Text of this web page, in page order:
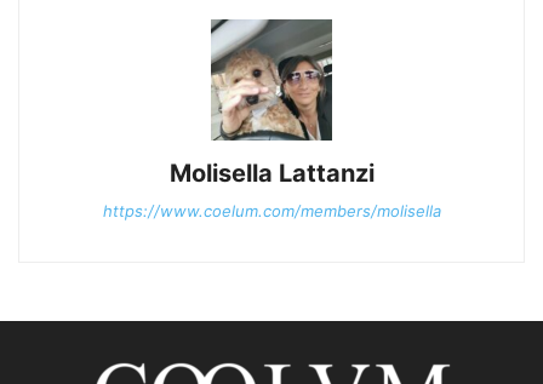
Molisella Lattanzi
https://www.coelum.com/members/molisella